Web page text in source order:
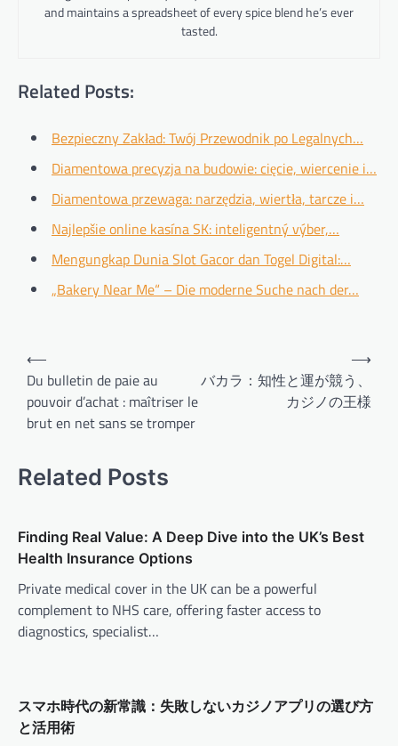
and maintains a spreadsheet of every spice blend he’s ever
tasted.
Related Posts:
Bezpieczny Zakład: Twój Przewodnik po Legalnych…
Diamentowa precyzja na budowie: cięcie, wiercenie i…
Diamentowa przewaga: narzędzia, wiertła, tarcze i…
Najlepšie online kasína SK: inteligentný výber,…
Mengungkap Dunia Slot Gacor dan Togel Digital:…
„Bakery Near Me“ – Die moderne Suche nach der…
Post
navigation
⟵
Du bulletin de paie au
pouvoir d’achat : maîtriser le
brut en net sans se tromper
バカラ：知性と運が競う、
カジノの王様
⟶
Related Posts
Finding Real Value: A Deep Dive into the UK’s Best
Health Insurance Options
Private medical cover in the UK can be a powerful
complement to NHS care, offering faster access to
diagnostics, specialist…
スマホ時代の新常識：失敗しないカジノアプリの選び方
と活用術